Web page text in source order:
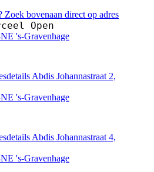
bovenaan direct op adres
Open
's-Gravenhage
Abdis Johannastraat 2,
's-Gravenhage
Abdis Johannastraat 4,
's-Gravenhage